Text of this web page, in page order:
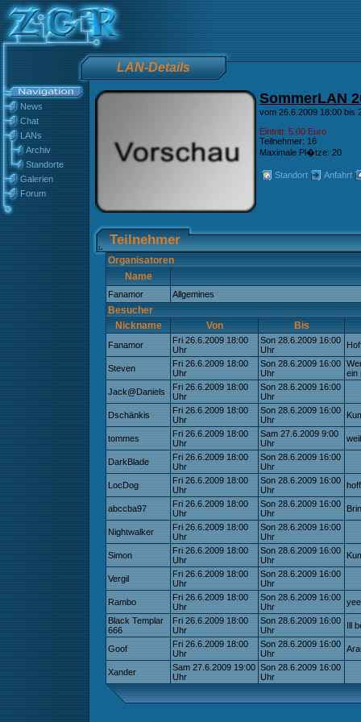
LAN-Details
News
Chat
LANs
Archiv
Standorte
Galerien
Forum
SommerLAN
vom 26.6.2009 18:00 bis
Eintritt: 5.00 Euro
Teilnehmer: 16
Maximale Pl�tze: 20
Standort Anfahrt
Teilnehmer
Organisatoren
Name
Fanamor Allgemines
Besucher
Nickname
Von Bis
Fanamor
Fri 26.6.2009 18:00
Uhr
Son 28.6.2009 16:00
Uhr
Steven
Fri 26.6.2009 18:00
Uhr
Son 28.6.2009 16:00
Uhr
ein
Jack@Daniels
Fri 26.6.2009 18:00
Uhr
Son 28.6.2009 16:00
Uhr
Dschänkis
Fri 26.6.2009 18:00
Uhr
Son 28.6.2009 16:00
Uhr
tommes
Fri 26.6.2009 18:00
Uhr
Sam 27.6.2009 9:00
Uhr
DarkBlade
Fri 26.6.2009 18:00
Uhr
Son 28.6.2009 16:00
Uhr
LocDog
Fri 26.6.2009 18:00
Uhr
Son 28.6.2009 16:00
Uhr
abccba97
Fri 26.6.2009 18:00
Uhr
Son 28.6.2009 16:00
Uhr
Nightwalker
Fri 26.6.2009 18:00
Uhr
Son 28.6.2009 16:00
Uhr
Simon
Fri 26.6.2009 18:00
Uhr
Son 28.6.2009 16:00
Uhr
Vergil
Fri 26.6.2009 18:00
Uhr
Son 28.6.2009 16:00
Uhr
Rambo
Fri 26.6.2009 18:00
Uhr
Son 28.6.2009 16:00
Uhr
Black Templar
666
Fri 26.6.2009 18:00
Uhr
Son 28.6.2009 16:00
Uhr
Ill
Goof
Fri 26.6.2009 18:00
Uhr
Son 28.6.2009 16:00
Uhr
Xander
Sam 27.6.2009 19:00
Uhr
Son 28.6.2009 16:00
Uhr